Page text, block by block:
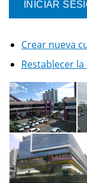
Crear nueva
Restablecer